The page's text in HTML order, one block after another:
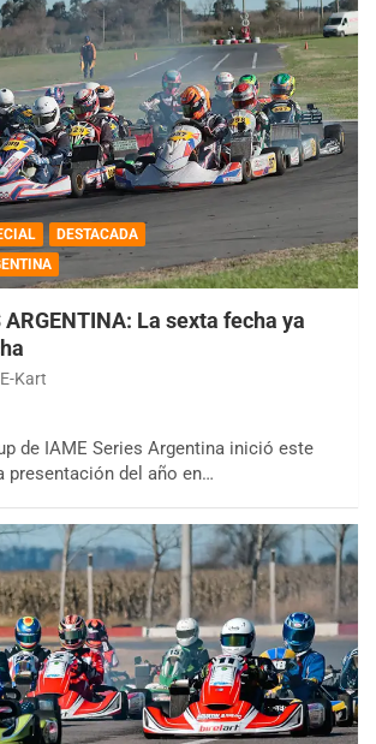
DESTACADA
ARGENTINA: La sexta fecha ya
E-Kart
de IAME Series Argentina inició este
presentación del año en…